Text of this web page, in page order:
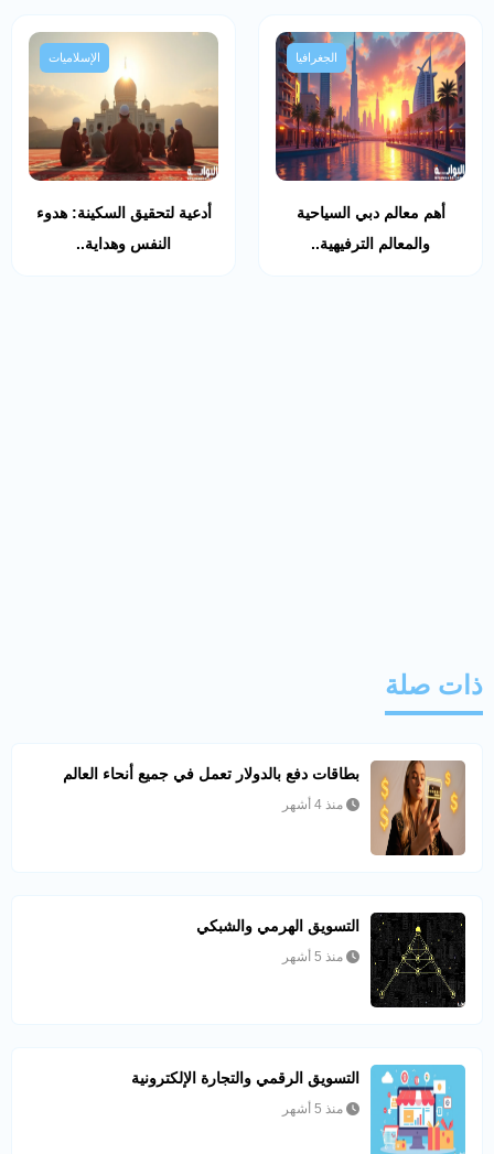
الجغرافيا
أهم معالم دبي السياحية
والمعالم الترفيهية..
الإسلاميات
أدعية لتحقيق السكينة: هدوء
النفس وهداية..
ذات صلة
بطاقات دفع بالدولار تعمل في جميع أنحاء العالم
منذ 4 أشهر
التسويق الهرمي والشبكي
منذ 5 أشهر
التسويق الرقمي والتجارة الإلكترونية
منذ 5 أشهر